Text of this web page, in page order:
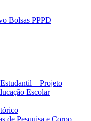
Bolsas PPPD
– Projeto
Escolar
de Pesquisa e Corpo